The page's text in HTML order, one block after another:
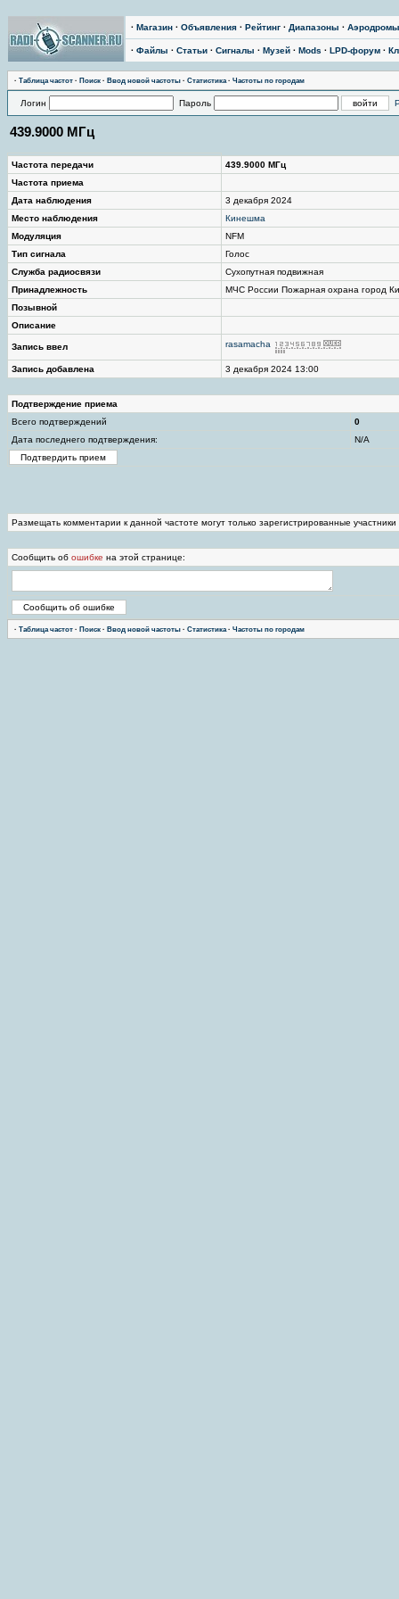
· Магазин · Объявления · Рейтинг · Диапазоны · Аэродромы
· Файлы · Статьи · Сигналы · Музей · Mods · LPD-форум ·
· Таблица частот · Поиск · Ввод новой частоты · Статистика· Частоты по городам
Логин Пароль
439.9000 МГц
Частота передачи
439.9000 МГц
Частота приема
Дата наблюдения
3 декабря 2024
Место наблюдения
Кинешма
Модуляция
NFM
Тип сигнала
Голос
Служба радиосвязи
Сухопутная подвижная
Принадлежность
МЧС России Пожарная охрана город
Позывной
Описание
Запись ввел rasamacha
Запись добавлена 3 декабря 2024 13:00
Подтверждение приема
Всего подтверждений
0
Дата последнего подтверждения:
N/A
Размещать комментарии к данной частоте могут только зарегистрированные
Сообщить об ошибке на этой странице:
· Таблица частот · Поиск · Ввод новой частоты · Статистика· Частоты по городам